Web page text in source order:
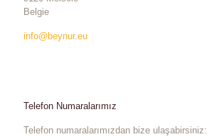
Belgie
info@beynur.eu
Telefon Numaralarımız
Telefon numaralarımızdan bize ulaşabirsiniz: